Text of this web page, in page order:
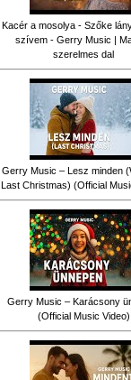
Kacér a mosolya - Szőke
szívem - Gerry Music |
szerelmes dal
Gerry Music – Lesz minden
Last Christmas) (Official
Gerry Music – Karácsony
(Official Music Video)